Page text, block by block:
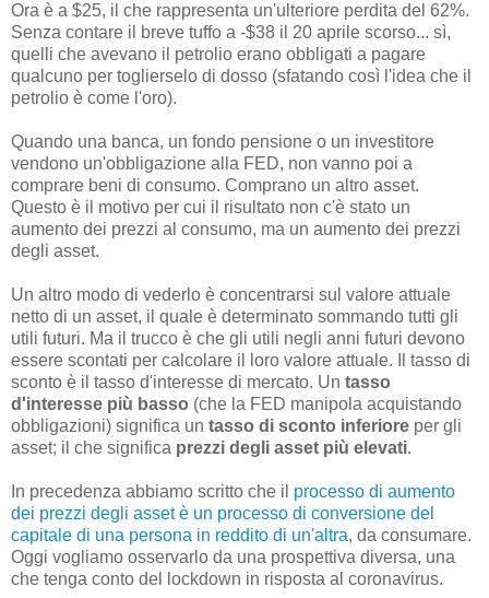
Ora è a $25, il che rappresenta un'ulteriore perdita del 62%.
Senza contare il breve tuffo a -$38 il 20 aprile scorso... sì,
quelli che avevano il petrolio erano obbligati a pagare
qualcuno per toglierselo di dosso (sfatando così l'idea che il
petrolio è come l'oro).
Quando una banca, un fondo pensione o un investitore
vendono un'obbligazione alla FED, non vanno poi a
comprare beni di consumo. Comprano un altro asset.
Questo è il motivo per cui il risultato non c'è stato un
aumento dei prezzi al consumo, ma un aumento dei prezzi
degli asset.
Un altro modo di vederlo è concentrarsi sul valore attuale
netto di un asset, il quale è determinato sommando tutti gli
utili futuri. Ma il trucco è che gli utili negli anni futuri devono
essere scontati per calcolare il loro valore attuale. Il tasso di
sconto è il tasso d'interesse di mercato. Un tasso
d'interesse più basso (che la FED manipola acquistando
obbligazioni) significa un tasso di sconto inferiore per gli
asset; il che significa prezzi degli asset più elevati.
In precedenza abbiamo scritto che il processo di aumento
dei prezzi degli asset è un processo di conversione del
capitale di una persona in reddito di un'altra, da consumare.
Oggi vogliamo osservarlo da una prospettiva diversa, una
che tenga conto del lockdown in risposta al coronavirus.